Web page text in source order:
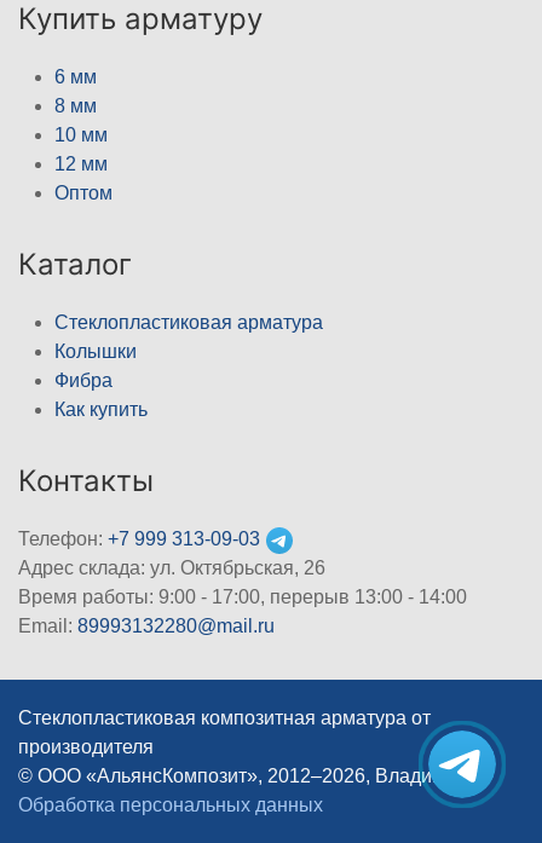
Купить арматуру
6 мм
8 мм
10 мм
12 мм
Оптом
Каталог
Стеклопластиковая арматура
Колышки
Фибра
Как купить
Контакты
Телефон: +7 999 313-09-03
Адрес склада: ул. Октябрьская, 26
Время работы: 9:00 - 17:00, перерыв 13:00 - 14:00
Email: 89993132280@mail.ru
Стеклопластиковая композитная арматура от
производителя
© ООО «АльянсКомпозит», 2012–2026, Владимир
Обработка персональных данных